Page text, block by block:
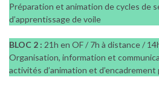
Préparation et animation de cycles de
d’apprentissage de voile
BLOC 2 : 21h en OF / 7h à distance /
Organisation, information et
activités d’animation et